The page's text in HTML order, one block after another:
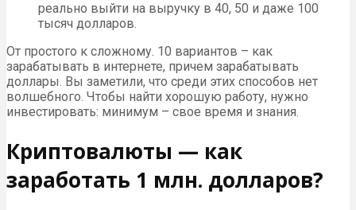
реально выйти на выручку в 40, 50 и даже 100
тысяч долларов.
От простого к сложному. 10 вариантов – как
зарабатывать в интернете, причем зарабатывать
доллары. Вы заметили, что среди этих способов нет
волшебного. Чтобы найти хорошую работу, нужно
инвестировать: минимум – свое время и знания.
Криптовалюты — как
заработать 1 млн. долларов?